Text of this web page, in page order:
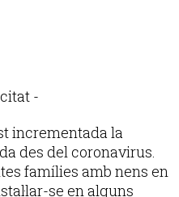
-
incrementada la
des del coronavirus.
famílies amb nens en
se en alguns